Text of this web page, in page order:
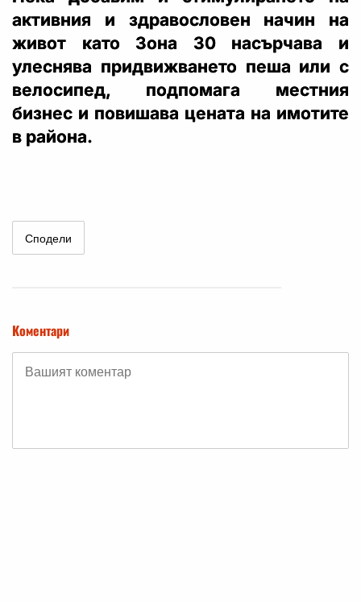
активния и здравословен начин на
живот като Зона 30 насърчава и
улеснява придвижването пеша или с
велосипед, подпомага местния
бизнес и повишава цената на имотите
в района.
Сподели
Коментари